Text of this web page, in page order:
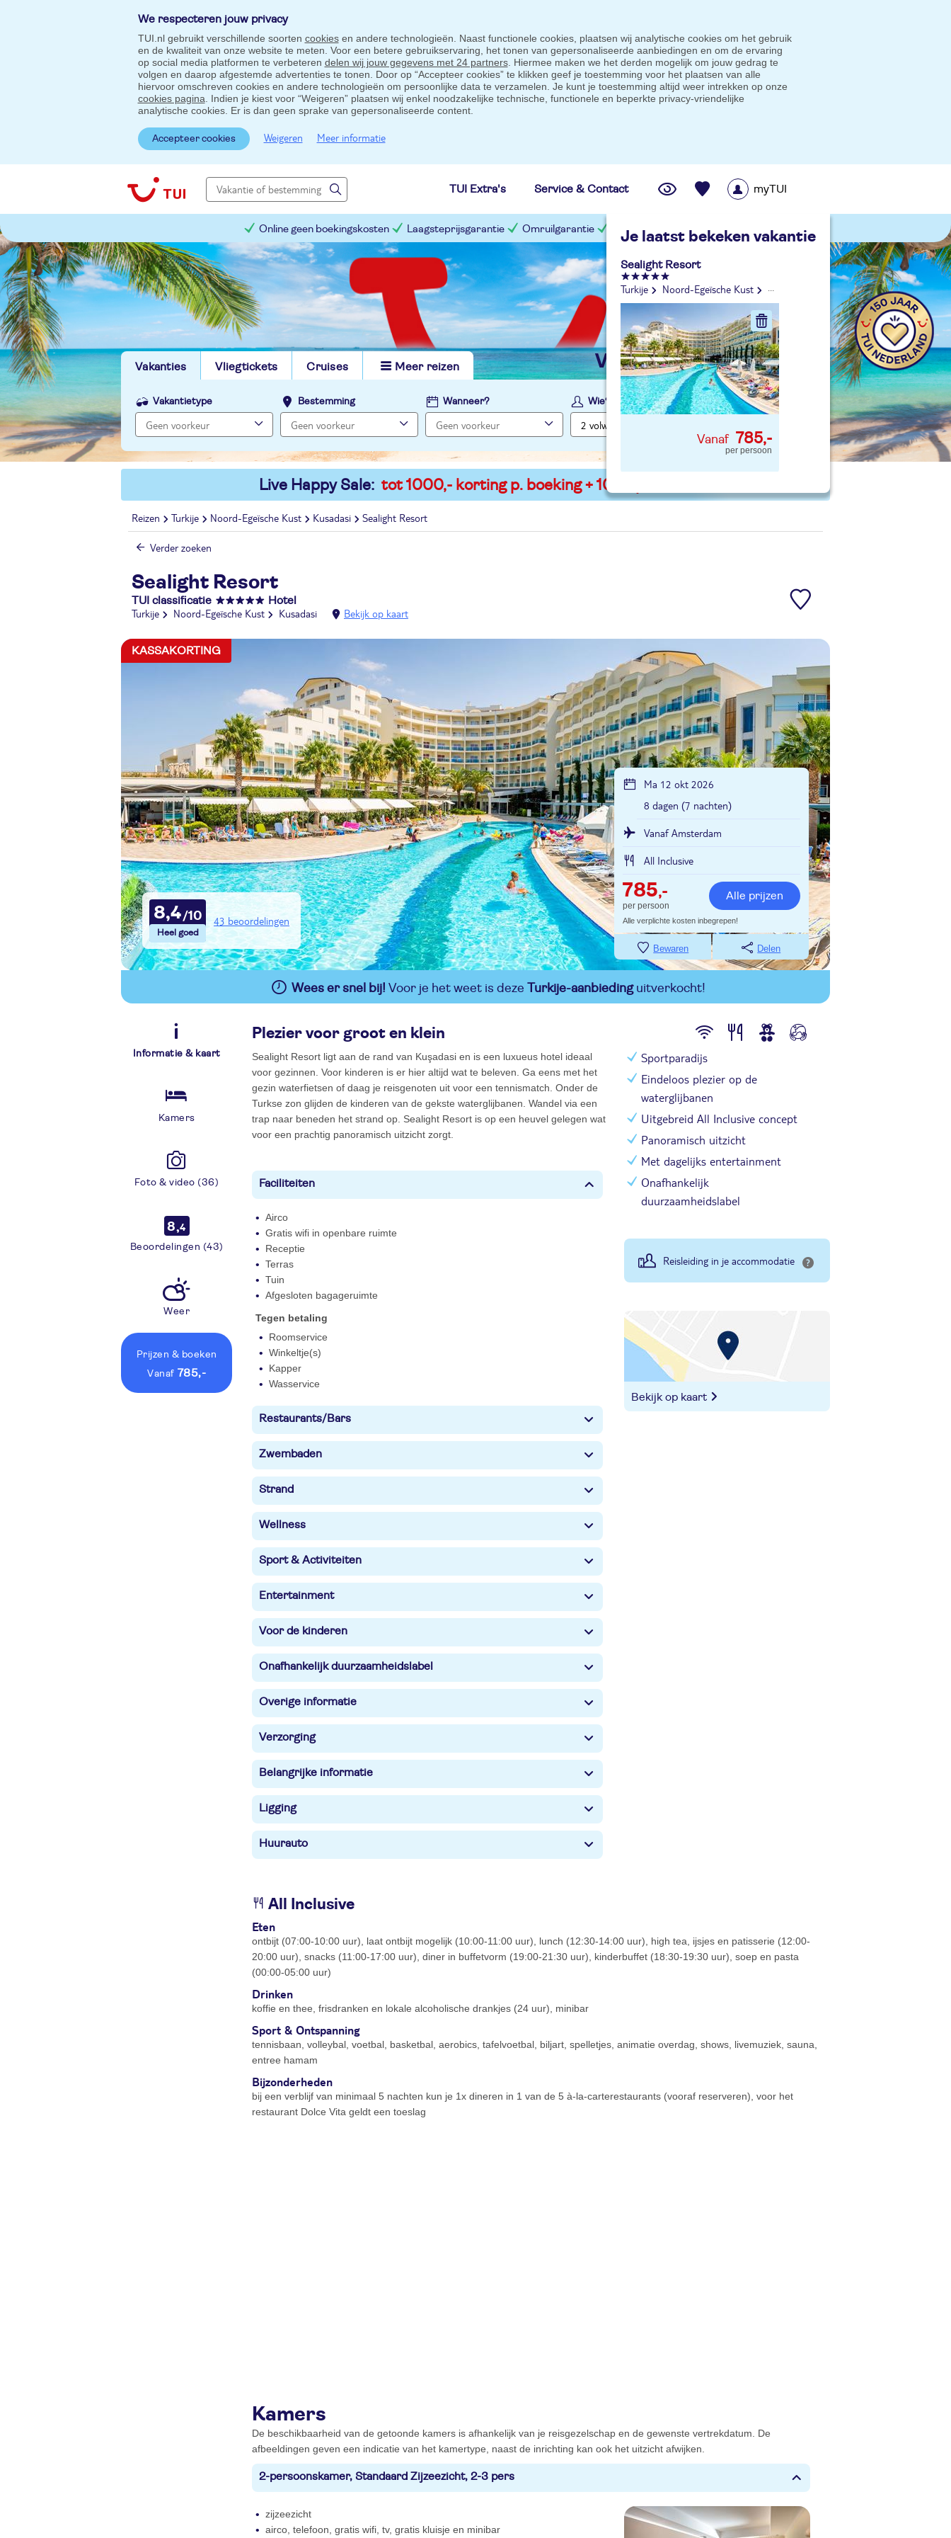
We respecteren jouw privacy
TUI.nl gebruikt verschillende soorten cookiesen andere technologieën. Naast functionele cookies, plaatsen wij analytische cookies om het gebruik
en de kwaliteit van onze website te meten. Voor een betere gebruikservaring, het tonen van gepersonaliseerde aanbiedingen en om de ervaring
op social media platformen te verbeteren delen wij jouw gegevens met 24 partners. Hiermee maken we het derden mogelijk om jouw gedrag te
volgen en daarop afgestemde advertenties te tonen. Door op “Accepteer cookies” te klikken geef je toestemming voor het plaatsen van alle
hiervoor omschreven cookies en andere technologieën om persoonlijke data te verzamelen. Je kunt je toestemming altijd weer intrekken op onze
cookies pagina . Indien je kiest voor “Weigeren” plaatsen wij enkel noodzakelijke technische, functionele en beperkte privacy-vriendelijke
analytische cookies. Er is dan geen sprake van gepersonaliseerde content.
Accepteer cookies Weigeren Meer informatie
TUI Extra's Service & Contact
Je laatst bekeken vakantie
Sealight Resort
Turkije Noord-Egeïsche Kust Kusadasi
785,-
per persoon
myTUI
Online geen boekingskosten Laagsteprijsgarantie Omruilgarantie Slimme prijsgarantie
Vakanties Vliegtickets Cruises Meer reizen vind jouw ideale vakantie
Vakantietype Bestemming Wanneer? Wie?
Live Happy Sale: tot 1000,- korting p. boeking + 100,- p. kind
Reizen Turkije Noord-Egeïsche Kust Kusadasi Sealight Resort
Verder zoeken
Sealight Resort
TUI classificatie Hotel
Turkije Noord-Egeïsche Kust Kusadasi Bekijk op kaart
8,4 43 beoordelingen
KASSAKORTING
Ma 12 okt 2026
8 dagen (7 nachten)
Vanaf Amsterdam
All Inclusive
785,-
per persoon
Alle prijzen
Alle verplichte kosten inbegrepen!
Bewaren Delen
Wees er snel bij! Voor je het weet is deze Turkije-aanbiedinguitverkocht!
Informatie & kaart
Kamers
Foto & video (36)
8,4
Beoordelingen (43)
Weer
Prijzen & boeken
vanaf 785,-
Plezier voor groot en klein
Sealight Resort ligt aan de rand van Kuşadasi en is een luxueus hotel ideaal
voor gezinnen. Voor kinderen is er hier altijd wat te beleven. Ga eens met het
gezin waterfietsen of daag je reisgenoten uit voor een tennismatch. Onder de
Turkse zon glijden de kinderen van de gekste waterglijbanen. Wandel via een
trap naar beneden het strand op. Sealight Resort is op een heuvel gelegen wat
voor een prachtig panoramisch uitzicht zorgt.
Faciliteiten
Airco
Gratis wifi in openbare ruimte
Receptie
Terras
Tuin
Afgesloten bagageruimte
Tegen betaling
Roomservice
Winkeltje(s)
Kapper
Wasservice
Restaurants/Bars
Zwembaden
Strand
Wellness
Sport & Activiteiten
Entertainment
Voor de kinderen
Onafhankelijk duurzaamheidslabel
Overige informatie
Verzorging
Belangrijke informatie
Ligging
Huurauto
Sportparadijs
Eindeloos plezier op de
waterglijbanen
Uitgebreid All Inclusive concept
Panoramisch uitzicht
Met dagelijks entertainment
Onafhankelijk
duurzaamheidslabel
Reisleiding in je accommodatie
Bekijk op kaart
All Inclusive
Eten
ontbijt (07:00-10:00 uur), laat ontbijt mogelijk (10:00-11:00 uur), lunch (12:30-14:00 uur), high tea, ijsjes en patisserie (12:00-
20:00 uur), snacks (11:00-17:00 uur), diner in buffetvorm (19:00-21:30 uur), kinderbuffet (18:30-19:30 uur), soep en pasta
(00:00-05:00 uur)
Drinken
koffie en thee, frisdranken en lokale alcoholische drankjes (24 uur), minibar
Sport & Ontspanning
tennisbaan, volleybal, voetbal, basketbal, aerobics, tafelvoetbal, biljart, spelletjes, animatie overdag, shows, livemuziek, sauna,
entree hamam
Bijzonderheden
bij een verblijf van minimaal 5 nachten kun je 1x dineren in 1 van de 5 à-la-carterestaurants (vooraf reserveren), voor het
restaurant Dolce Vita geldt een toeslag
Kamers
De beschikbaarheid van de getoonde kamers is afhankelijk van je reisgezelschap en de gewenste vertrekdatum. De
afbeeldingen geven een indicatie van het kamertype, naast de inrichting kan ook het uitzicht afwijken.
2-persoonskamer, Standaard Zijzeezicht, 2-3 pers
zijzeezicht
airco, telefoon, gratis wifi, tv, gratis kluisje en minibar